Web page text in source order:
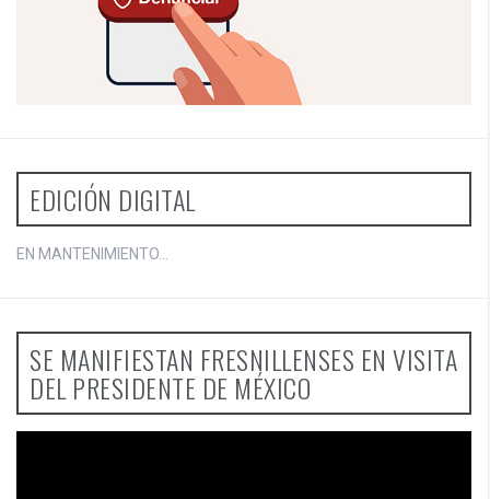
EDICIÓN DIGITAL
EN MANTENIMIENTO...
SE MANIFIESTAN FRESNILLENSES EN VISITA
DEL PRESIDENTE DE MÉXICO